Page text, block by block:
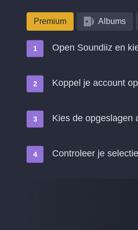
Premium Albums
Open Soundiiz en
Koppel je account
Kies de opgeslagen
Controleer je